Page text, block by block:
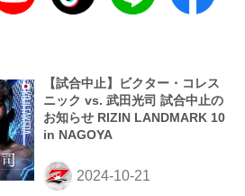
【試合中止】ビクター・コレス
ニック vs. 武田光司 試合中止の
お知らせ RIZIN LANDMARK 10
in NAGOYA